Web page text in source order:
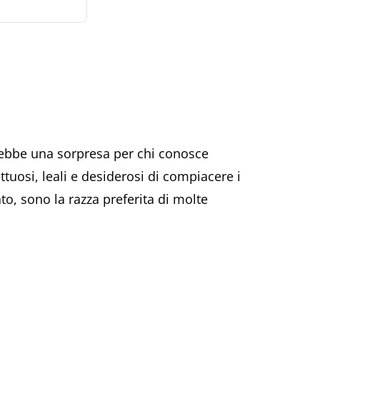
una sorpresa per chi conosce
leali e desiderosi di compiacere i
sono la razza preferita di molte